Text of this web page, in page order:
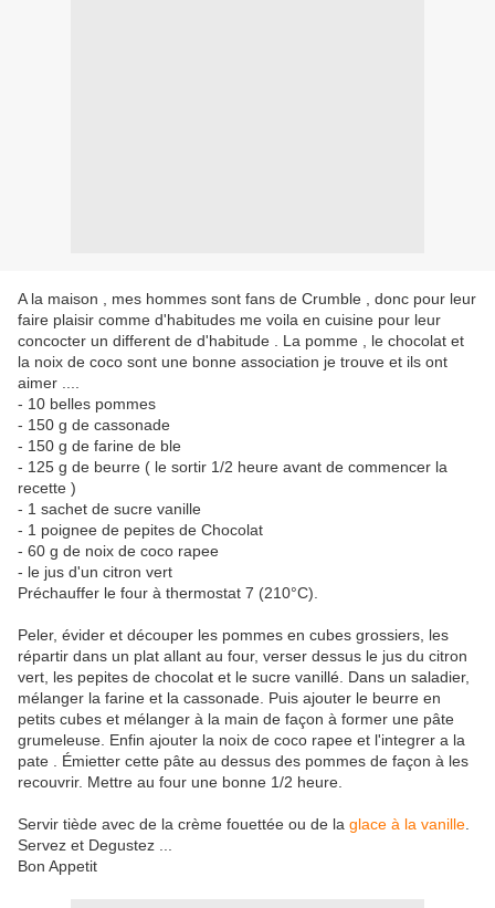
A la maison , mes hommes sont fans de Crumble , donc pour leur
faire plaisir comme d'habitudes me voila en cuisine pour leur
concocter un different de d'habitude . La pomme , le chocolat et
la noix de coco sont une bonne association je trouve et ils ont
aimer ....
- 10 belles pommes
- 150 g de cassonade
- 150 g de farine de ble
- 125 g de beurre ( le sortir 1/2 heure avant de commencer la
recette )
- 1 sachet de sucre vanille
- 1 poignee de pepites de Chocolat
- 60 g de noix de coco rapee
- le jus d'un citron vert
Préchauffer le four à thermostat 7 (210°C).
Peler, évider et découper les pommes en cubes grossiers, les
répartir dans un plat allant au four, verser dessus le jus du citron
vert, les pepites de chocolat et le sucre vanillé. Dans un saladier,
mélanger la farine et la cassonade. Puis ajouter le beurre en
petits cubes et mélanger à la main de façon à former une pâte
grumeleuse. Enfin ajouter la noix de coco rapee et l'integrer a la
pate . Émietter cette pâte au dessus des pommes de façon à les
recouvrir. Mettre au four une bonne 1/2 heure.
Servir tiède avec de la crème fouettée ou de la glace à la vanille
Servez et Degustez ...
Bon Appetit